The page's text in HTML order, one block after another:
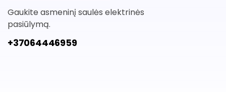
Gaukite asmeninį saulės elektrinės
pasiūlymą.
+37064446959